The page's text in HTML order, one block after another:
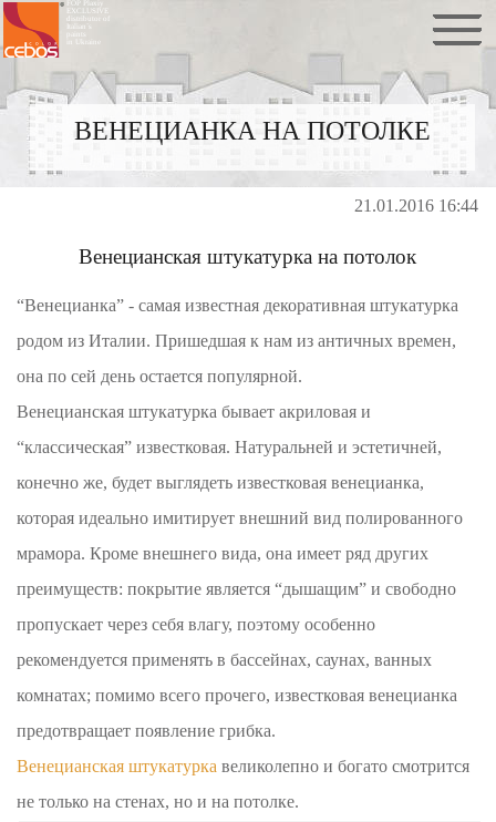
FOP Plaxiy
EXCLUSIVE
distributor of
Italian`s
paints
in Ukraine
ВЕНЕЦИАНКА НА ПОТОЛКЕ
21.01.2016 16:44
Венецианская штукатурка на потолок
“Венецианка” - самая известная декоративная штукатурка
родом из Италии. Пришедшая к нам из античных времен,
она по сей день остается популярной.
Венецианская штукатурка бывает акриловая и
“классическая” известковая. Натуральней и эстетичней,
конечно же, будет выглядеть известковая венецианка,
которая идеально имитирует внешний вид полированного
мрамора. Кроме внешнего вида, она имеет ряд других
преимуществ: покрытие является “дышащим” и свободно
пропускает через себя влагу, поэтому особенно
рекомендуется применять в бассейнах, саунах, ванных
комнатах; помимо всего прочего, известковая венецианка
предотвращает появление грибка.
Венецианская штукатурка великолепно и богато смотрится
не только на стенах, но и на потолке.